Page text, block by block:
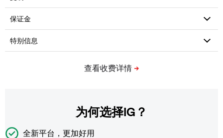
为何选择IG？
全新平台，更加好用